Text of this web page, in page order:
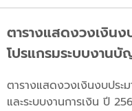
ตารางแสดงวงเงินง
โปรแกรมระบบงานบั
ตารางแสดงวงเงินงบประ
และระบบงานการเงิน ปี